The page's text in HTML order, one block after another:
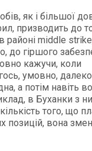
як і більшої
призводить до
middle
до гіршого
кажучи, коли
умовно,
а потім навіть
в Буханки з
того, що
позицій, вона